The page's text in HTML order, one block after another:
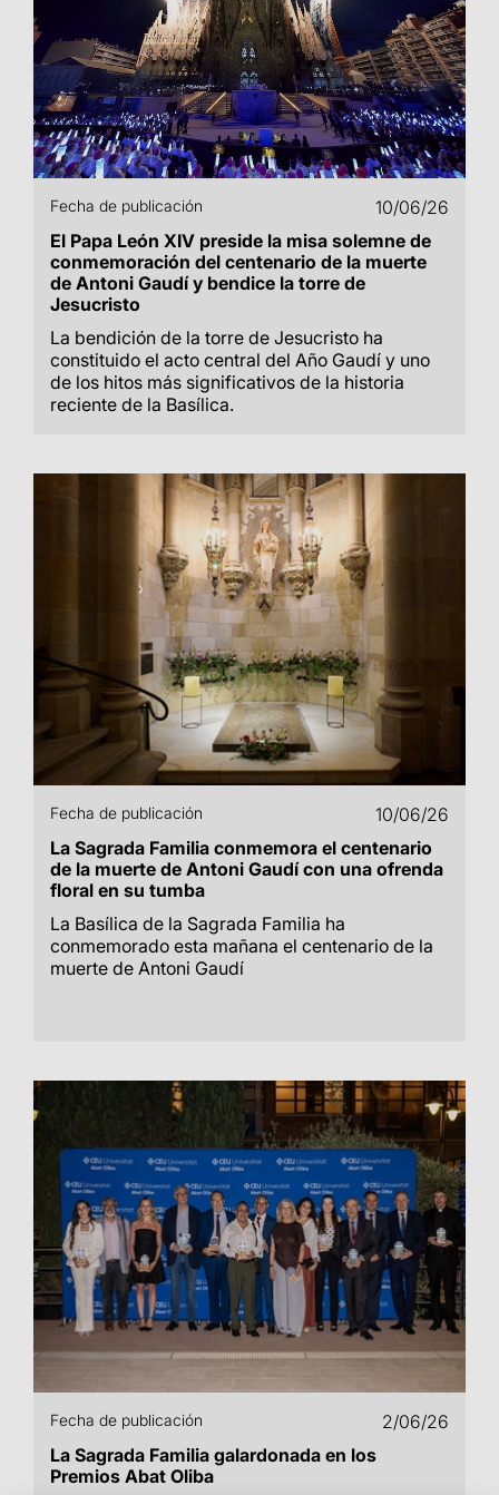
Fecha de publicación
10/06/26
El Papa León XIV preside la misa solemne de
conmemoración del centenario de la muerte
de Antoni Gaudí y bendice la torre de
Jesucristo
La bendición de la torre de Jesucristo ha
constituido el acto central del Año Gaudí y uno
de los hitos más significativos de la historia
reciente de la Basílica.
Fecha de publicación
10/06/26
La Sagrada Familia conmemora el centenario
de la muerte de Antoni Gaudí con una ofrenda
floral en su tumba
La Basílica de la Sagrada Familia ha
conmemorado esta mañana el centenario de la
muerte de Antoni Gaudí
Fecha de publicación
2/06/26
La Sagrada Familia galardonada en los
Premios Abat Oliba